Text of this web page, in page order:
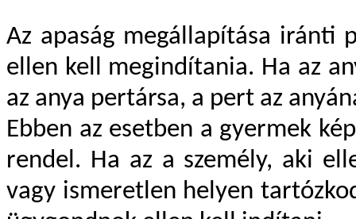
Az apaság megállapítása iránti
ellen kell megindítania. Ha az
az anya pertársa, a pert az
Ebben az esetben a gyermek
rendel. Ha az a személy, aki
vagy ismeretlen helyen